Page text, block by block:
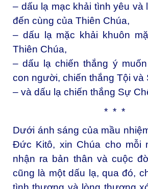
– dấu lạ mạc khải tình yêu và
đến cùng của Thiên Chúa,
– dấu lạ mặc khải khuôn
Thiên Chúa,
– dấu lạ chiến thắng ý
con người, chiến thắng Tội và
– và dấu lạ chiến thắng Sự
* * *
Dưới ánh sáng của mầu
Đức Kitô, xin Chúa cho mỗi
nhận ra bản thân và cuộc
cũng là một dấu lạ, qua đó,